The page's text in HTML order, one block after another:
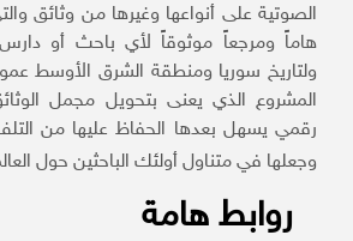
الصوتية على أنواعها وغيرها من وثائق
هاماً ومرجعاً موثوقاً لأي باحث أو
ولتاريخ سوريا ومنطقة الشرق الأوسط
المشروع الذي يعنى بتحويل مجمل
رقمي يسهل بعدها الحفاظ عليها من
وجعلها في متناول أولئك الباحثين حول
روابط هامة